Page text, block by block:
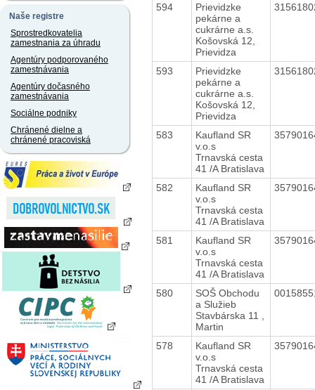
Naše registre
Sprostredkovatelia
zamestnania za úhradu
Agentúry podporovaného
zamestnávania
Agentúry dočasného
zamestnávania
Sociálne podniky
Chránené dielne a
chránené pracoviská
594
Prievidzke
pekárne a
cukrárne a.s.
Košovská 12,
Prievidza
593
Prievidzke
pekárne a
cukrárne a.s.
Košovská 12,
Prievidza
583
Kaufland SR
v.o.s
Trnavská cesta
41 /A Bratislava
582
Kaufland SR
v.o.s
Trnavská cesta
41 /A Bratislava
581
Kaufland SR
v.o.s
Trnavská cesta
41 /A Bratislava
580
SOŠ Obchodu
a Služieb
Stavbárska 11 ,
Martin
578
Kaufland SR
v.o.s
Trnavská cesta
41 /A Bratislava